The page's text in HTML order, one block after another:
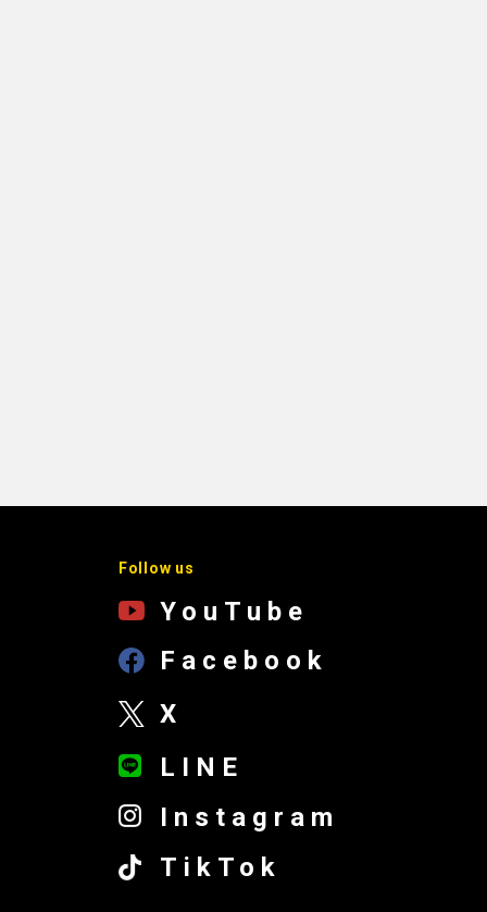
Follow us
YouTube
Facebook
X
LINE
Instagram
TikTok